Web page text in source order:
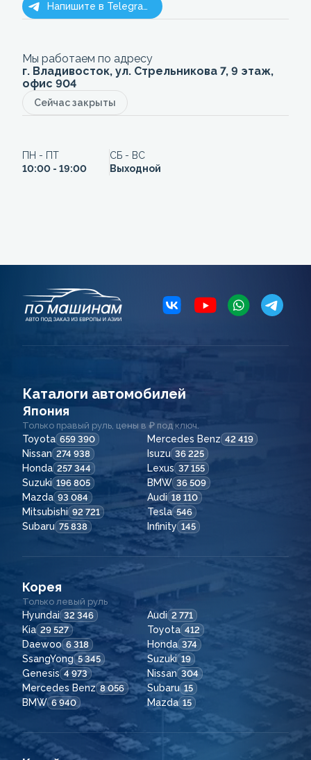
Напишите в Telegram
Мы работаем по адресу
г. Владивосток, ул. Стрельникова 7, 9 этаж,
офис 904
Сейчас закрыты
ПН - ПТ
10:00 - 19:00
СБ - ВС
Выходной
Каталоги автомобилей
Япония
Только правый руль, цены в ₽ под ключ.
Toyota 659 390 Mercedes Benz 42 419
Nissan 274 938 Isuzu 36 225
Honda 257 344 Lexus 37 155
Suzuki 196 805 BMW 36 509
Mazda 93 084 Audi 18 110
Mitsubishi 92 721 Tesla 546
Subaru 75 838 Infinity 145
Корея
Только левый руль
Hyundai 32 346 Audi 2 771
Kia 29 527 Toyota 412
Daewoo 6 318 Honda 374
SsangYong 5 345 Suzuki 19
Genesis 4 973 Nissan 304
Mercedes Benz 8 056 Subaru 15
BMW 6 940 Mazda 15